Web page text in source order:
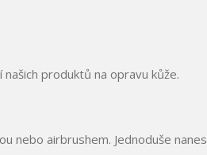
produktů na opravu kůže.
nebo airbrushem. Jednoduše